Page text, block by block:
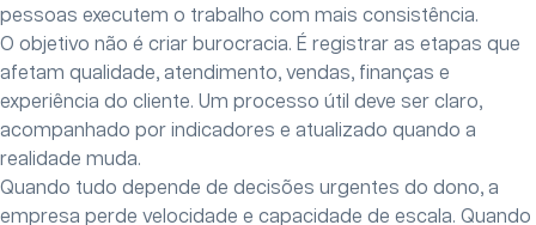
pessoas executem o trabalho com mais consistência.
O objetivo não é criar burocracia. É registrar as etapas que
afetam qualidade, atendimento, vendas, finanças e
experiência do cliente. Um processo útil deve ser claro,
acompanhado por indicadores e atualizado quando a
realidade muda.
Quando tudo depende de decisões urgentes do dono, a
empresa perde velocidade e capacidade de escala. Quando